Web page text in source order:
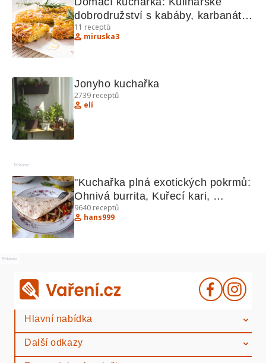
dobrodružství s kabáby, karbanátky
a pizzou
11 receptů
miruska3
Jonyho kuchařka
2739 receptů
elí
Reklama
"Kuchařka plná exotických pokrmů:
Ohnivá burrita, Kuřecí kari,
Hradečtí votroci"
9640 receptů
hans999
Reklama
Hlavní nabídka
Další odkazy